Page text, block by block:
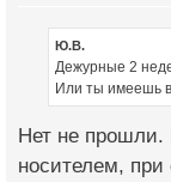
Ю.В.
Дежурные 2
Или ты имеешь в
Нет не прошли.
носителем, при